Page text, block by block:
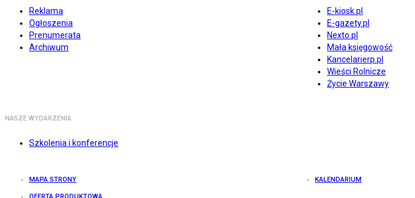
Reklama
Ogłoszenia
Prenumerata
Archiwum
E-kiosk.pl
E-gazety.pl
Nexto.pl
Mała księgowość
Kancelarierp.pl
Wieści Rolnicze
Życie Warszawy
NASZE WYDARZENIA
Szkolenia i konferencje
MAPA STRONY KALENDARIUM